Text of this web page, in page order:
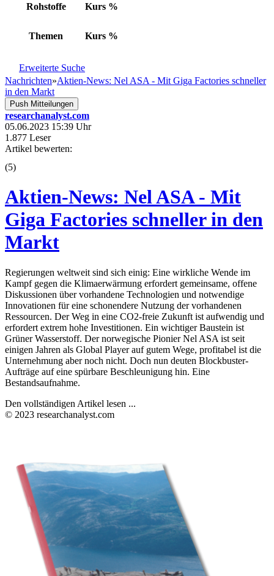
Rohstoffe Kurs %
Themen Kurs %
Erweiterte Suche
Nachrichten»Aktien-News: Nel ASA - Mit Giga Factories schneller
in den Markt
Push Mitteilungen
researchanalyst.com
05.06.2023 15:39 Uhr
1.877 Leser
Artikel bewerten:
(5)
Aktien-News: Nel ASA - Mit
Giga Factories schneller in den
Markt
Regierungen weltweit sind sich einig: Eine wirkliche Wende im
Kampf gegen die Klimaerwärmung erfordert gemeinsame, offene
Diskussionen über vorhandene Technologien und notwendige
Innovationen für eine schonendere Nutzung der vorhandenen
Ressourcen. Der Weg in eine CO2-freie Zukunft ist aufwendig und
erfordert extrem hohe Investitionen. Ein wichtiger Baustein ist
Grüner Wasserstoff. Der norwegische Pionier Nel ASA ist seit
einigen Jahren als Global Player auf gutem Wege, profitabel ist die
Unternehmung aber noch nicht. Doch nun deuten Blockbuster-
Aufträge auf eine spürbare Beschleunigung hin. Eine
Bestandsaufnahme.
Den vollständigen Artikel lesen ...
© 2023 researchanalyst.com